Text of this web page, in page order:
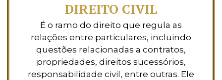
DIREITO CIVIL
É o ramo do direito que regula as
relações entre particulares, incluindo
questões relacionadas a contratos,
propriedades, direitos sucessórios,
responsabilidade civil, entre outras. Ele